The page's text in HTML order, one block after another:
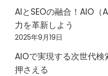
AIとSEOの融合！AIO（
力を革新しよう
2025年9月19日
AIOで実現する次世代
押さえる